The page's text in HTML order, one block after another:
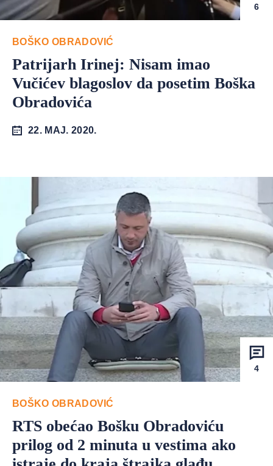
6
BOŠKO OBRADOVIĆ
Patrijarh Irinej: Nisam imao
Vučićev blagoslov da posetim Boška
Obradovića
22. MAJ. 2020.
4
BOŠKO OBRADOVIĆ
RTS obećao Bošku Obradoviću
prilog od 2 minuta u vestima ako